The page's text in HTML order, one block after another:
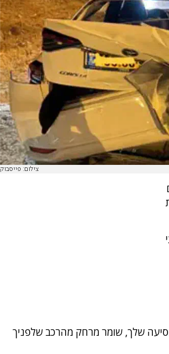
צילום: פייסבוק
ב-100% קונטרול על הנסיעה שלך, שומר מרחק מהרכב שלפניך